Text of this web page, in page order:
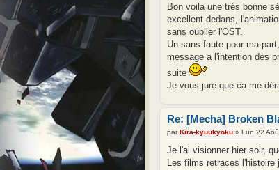
Bon voila une trés bonne
excellent dedans,
sans oublier l'OST.
Un sans faute pour ma
message a l'intention des
suite
Je vous jure que ca me
Re: [Mecha] Broken
parKira-kyuukyoku » Lun 22
Je l'ai visionner hier soir,
Les films retraces l'histoire